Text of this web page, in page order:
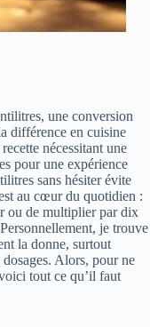
une conversion
différence en cuisine
nécessitant une
pour une expérience
sans hésiter évite
au cœur du quotidien :
ou de multiplier par dix
je trouve
la donne, surtout
Alors, pour ne
tout ce qu’il faut